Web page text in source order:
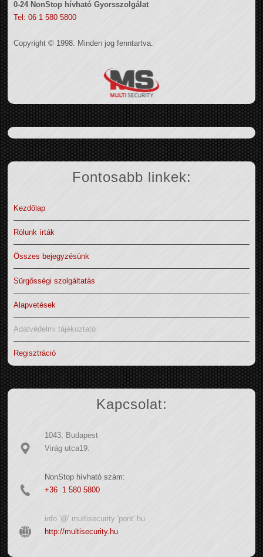
0-24 NonStop hívható Gyorsszolgálat
Tel: 06 1 580 5800
Copyright © 1998. Minden jog fenntartva.
Fontosabb linkek:
Kezdőlap
Rólunk írták
Összes bejegyzésünk
Sürgősségi szolgáltatás
Alapvetések
Adatvédelmi tájékoztató
Regisztráció
Kapcsolat:
1043, Budapest
Virág utca19.
NonStop hívható szám:
+36 1 580 5800
info '@' multisecurity 'pont' hu
http://multisecurity.hu